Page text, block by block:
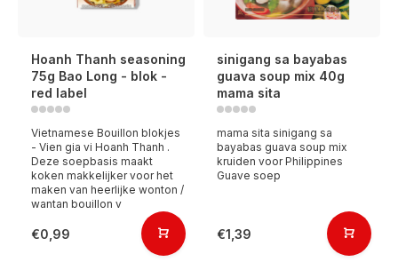
Hoanh Thanh seasoning
75g Bao Long - blok -
red label
Vietnamese Bouillon blokjes
- Vien gia vi Hoanh Thanh .
Deze soepbasis maakt
koken makkelijker voor het
maken van heerlijke wonton /
wantan bouillon v
€0,99
sinigang sa bayabas
guava soup mix 40g
mama sita
mama sita sinigang sa
bayabas guava soup mix
kruiden voor Philippines
Guave soep
€1,39